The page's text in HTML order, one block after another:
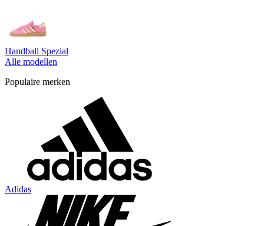
Handball Spezial
Alle modellen
Populaire merken
Adidas